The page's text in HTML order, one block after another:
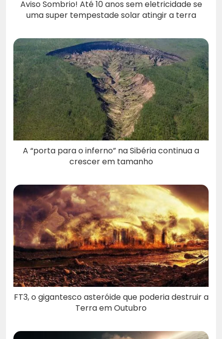
Aviso Sombrio! Até 10 anos sem eletricidade se
uma super tempestade solar atingir a terra
A “porta para o inferno” na Sibéria continua a
crescer em tamanho
FT3, o gigantesco asteróide que poderia destruir a
Terra em Outubro